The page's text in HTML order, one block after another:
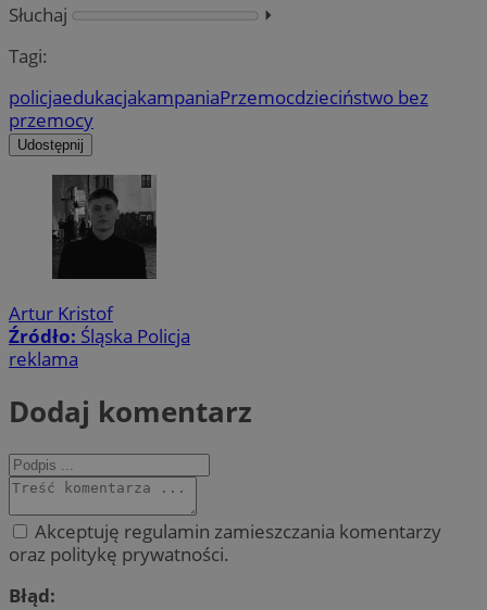
Słuchaj
⏵︎
Tagi:
policjaedukacjakampaniaPrzemocdzieciństwo bez
przemocy
Udostępnij
Artur Kristof
Źródło: Śląska Policja
reklama
Dodaj komentarz
Akceptuję regulamin zamieszczania komentarzy
oraz politykę prywatności.
Błąd: